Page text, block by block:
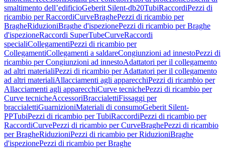
smaltimento dell’edificioGeberit Silent-db20TubiRaccordiPezzi di
ricambio per RaccordiCurveBraghePezzi di ricambio per
BragheRiduzioniBraghe d'ispezionePezzi di ricambio per Braghe
d'ispezioneRaccordi SuperTubeCurveRaccordi
specialiCollegamentiPezzi di ricambio per
CollegamentiCollegamenti a saldareCongiunzioni ad innestoPezzi di
ricambio per Congiunzioni ad innestoAdattatori per il collegamento
ad altri materialiPezzi di ricambio per Adattatori per il collegamento
ad altri materialiAllacciamenti agli apparecchiPezzi di ricambio per
Allacciamenti agli apparecchiCurve tecnichePezzi di ricambio per
Curve tecnicheAccessoriBraccialettiFissaggi per
braccialettiGuarnizioniMateriali di consumoGeberit Silent-
PPTubiPezzi di ricambio per TubiRaccordiPezzi di ricambio per
RaccordiCurvePezzi di ricambio per CurveBraghePezzi di ricambio
per BragheRiduzioniPezzi di ricambio per RiduzioniBraghe
d'ispezionePezzi di ricambio per Braghe